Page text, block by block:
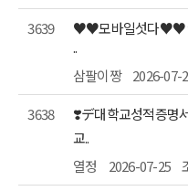
3639
..
삼팔이짱
2026-07-
3638
교..
열정
2026-07-25